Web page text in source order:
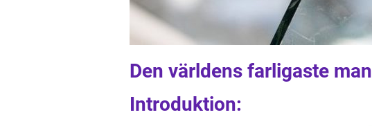
Den världens farligaste man
Introduktion: